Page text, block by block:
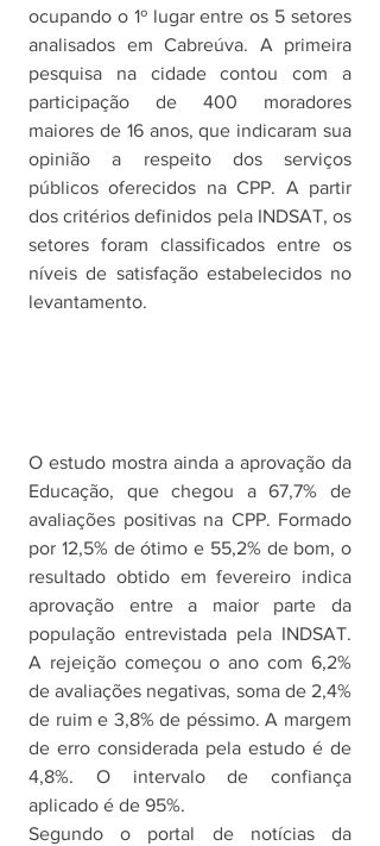
ocupando o 1º lugar entre os 5 setores
analisados em Cabreúva. A primeira
pesquisa na cidade contou com a
participação de 400 moradores
maiores de 16 anos, que indicaram sua
opinião a respeito dos serviços
públicos oferecidos na CPP. A partir
dos critérios definidos pela INDSAT, os
setores foram classificados entre os
níveis de satisfação estabelecidos no
levantamento.
O estudo mostra ainda a aprovação da
Educação, que chegou a 67,7% de
avaliações positivas na CPP. Formado
por 12,5% de ótimo e 55,2% de bom, o
resultado obtido em fevereiro indica
aprovação entre a maior parte da
população entrevistada pela INDSAT.
A rejeição começou o ano com 6,2%
de avaliações negativas, soma de 2,4%
de ruim e 3,8% de péssimo. A margem
de erro considerada pela estudo é de
4,8%. O intervalo de confiança
aplicado é de 95%.
Segundo o portal de notícias da